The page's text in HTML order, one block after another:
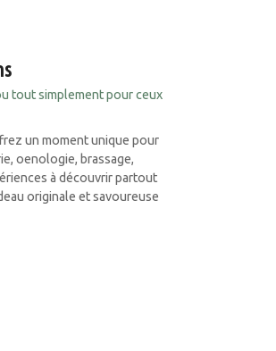
tout simplement pour ceux
un moment unique pour
oenologie, brassage,
à découvrir partout
originale et savoureuse